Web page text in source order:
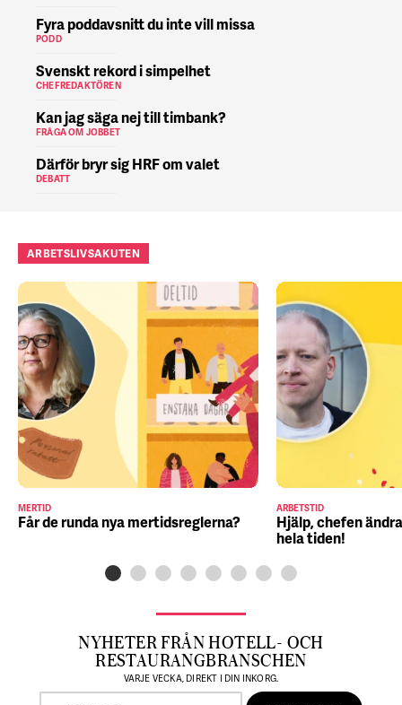
Fyra poddavsnitt du inte vill missa
PODD
Svenskt rekord i simpelhet
CHEFREDAKTÖREN
Kan jag säga nej till timbank?
FRÅGA OM JOBBET
Därför bryr sig HRF om valet
DEBATT
ARBETSLIVSAKUTEN
MERTID
Får de runda nya mertidsreglerna?
ARBETSTID
Hjälp, chefen
hela tiden!
NYHETER FRÅN HOTELL- OCH
RESTAURANGBRANSCHEN
VARJE VECKA, DIREKT I DIN INKORG.